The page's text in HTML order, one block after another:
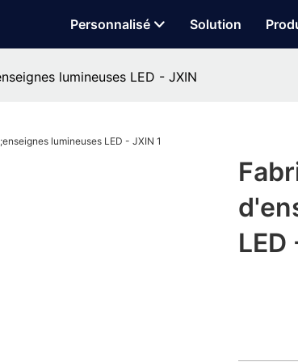
Personnalisé Solution
lumineuses LED - JXIN
LED